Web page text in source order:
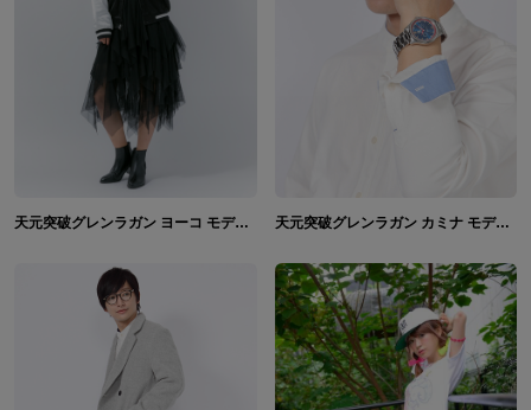
天元突破グレンラガン ヨーコ モデル スカジャン&カットソー&ニット帽 天元突破グレンラガン カミナ モデル シャツ&メガネ&腕時計